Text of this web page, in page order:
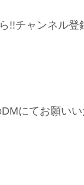
!!チャンネル登
にてお願いい